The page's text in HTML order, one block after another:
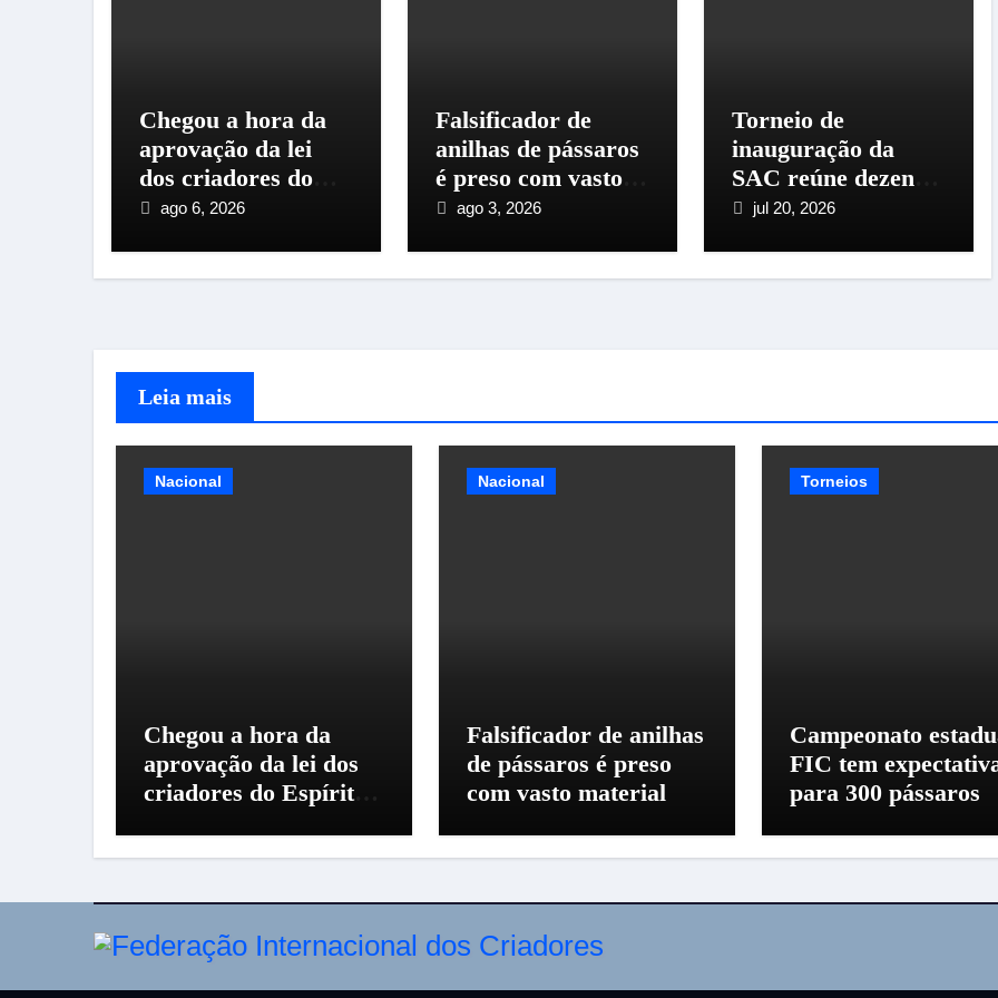
Chegou a hora da
aprovação da lei
dos criadores do
Espírito Santo
ago 6, 2026
Falsificador de
anilhas de pássaros
é preso com vasto
material
ago 3, 2026
Torneio de
inauguração da
SAC reúne dezenas
de criadores em
jul 20, 2026
Leia mais
Nacional
Chegou a hora da
aprovação da lei dos
criadores do Espírito
Nacional
Falsificador de anilhas
de pássaros é preso
com vasto material
Torneios
Campeonato
FIC tem
para 300 pássaros